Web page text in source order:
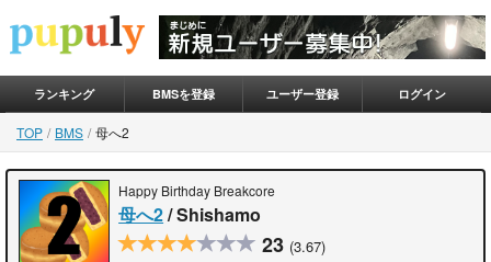
ランキング BMSを登録 ユーザー登録 ログイン
TOP BMS 母へ2
Happy Birthday Breakcore
母へ2/ Shishamo
23 (3.67)